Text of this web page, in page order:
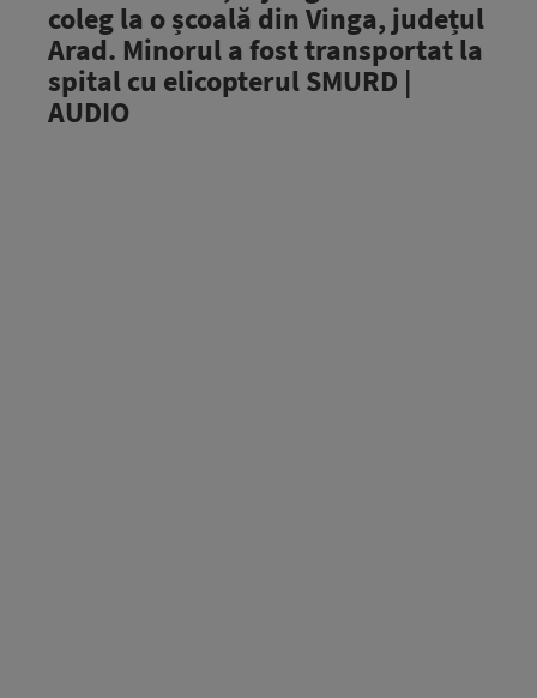
coleg la o școală din Vinga, județul
Arad. Minorul a fost transportat la
spital cu elicopterul SMURD |
AUDIO